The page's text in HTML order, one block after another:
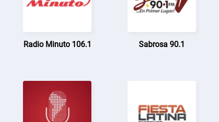
Radio Minuto 106.1 Sabrosa 90.1